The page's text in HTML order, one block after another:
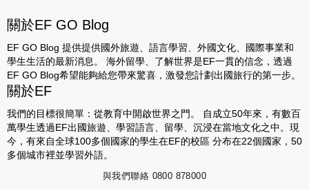
關於EF GO Blog
EF GO Blog 提供提供國外旅遊、語言學習、外國文化、國際事業和
學生生活的最新消息。 海外留學、了解世界是EF一貫的信念，透過
EF GO Blog希望能夠給您帶來驚喜，激發您計劃出國旅行的第一步。
關於EF
我們的目標很簡單：從教育中開啟世界之門。 自成立50年來，有數百
萬學生透過EF出國旅遊、學習語言、留學、沉浸在當地文化之中。現
今，有來自全球100多個國家的學生在EF的校區 分布在22個國家，50
多個城市裡並學習外語。
與我們聯絡 0800 878000